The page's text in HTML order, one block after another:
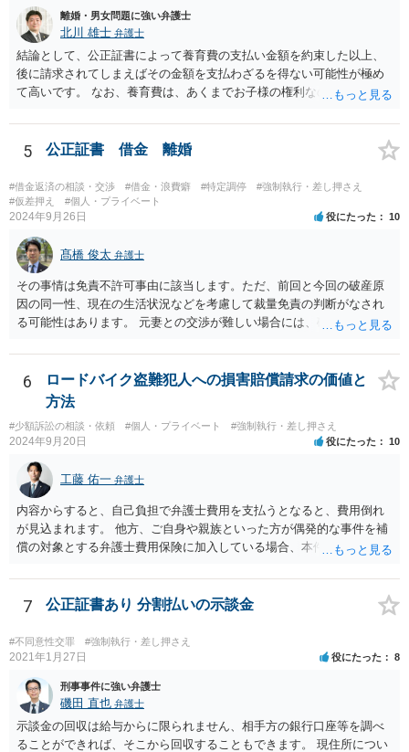
離婚・男女問題に強い弁護士
北川 雄士 弁護士
結論として、公正証書によって養育費の支払い金額を約束した以上、
後に請求されてしまえばその金額を支払わざるを得ない可能性が極め
て高いです。 なお、養育費は、あくまでお子様の権利なので、相手方
くらか支払いようにとの結論になる可能性があります。 これは、親同
士で養育費を請求しないとの約束があったとしても、子供からの請求
ります。 （ただ、具体的な金額を決めるに際して、相手方が養育費不
要と言ったことが事情として考慮される可能性はあります） 以上踏ま
えて、公正証書に記載する以上は、その金額の支払を求められる前提
でご判断されるべきかと思われます。
5 公正証書 借金 離婚
#借金返済の相談・交渉 #借金・浪費癖 #特定調停
#強制執行・差し押さえ
#仮差押え
#個人・プライベート
2024年9月26日 役にたった 10
髙橋 俊太 弁護士
その事情は免責不許可事由に該当します。ただ、前回と今回の破産原
因の同一性、現在の生活状況などを考慮して裁量免責の判断がなされ
る可能性はあります。 元妻との交渉が難しい場合には、破産も検討な
証役場に伝える事柄ではありません。
6
ロードバイク盗難犯人への損害賠償請求の価値と
方法
#少額訴訟の相談・依頼 #個人・プライベート #強制執行・差し押さえ
2024年9月20日 役にたった 10
工藤 佑一 弁護士
内容からすると、自己負担で弁護士費用を支払うとなると、費用倒れ
が見込まれます。 他方、ご自身や親族といった方が偶発的な事件を補
償の対象とする弁護士費用保険に加入している場合、本件で適用でき
えます。
7 公正証書あり 分割払いの示談金
#不同意性交罪 #強制執行・差し押さえ
2021年1月27日 役にたった 8
刑事事件に強い弁護士
磯田 直也 弁護士
示談金の回収は給与からに限られません、相手方の銀行口座等を調べ
ることができれば、そこから回収することもできます。 現住所につい